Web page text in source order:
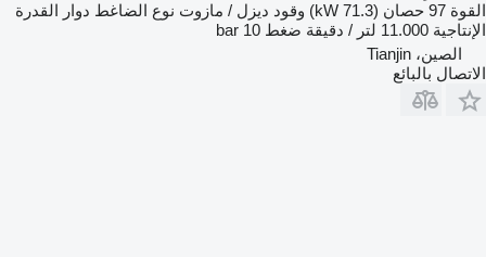
القوة 97 حصان (71.3 kW) وقود ديزل / مازوت نوع الضاغط دوار القدرة
الإنتاجية 11.000 لتر / دقيقة ضغط 10 bar
الصين، Tianjin
الاتصال بالبائع